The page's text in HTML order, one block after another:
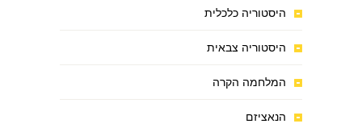
היסטוריה כלכלית
היסטוריה צבאית
המלחמה הקרה
הנאציזם